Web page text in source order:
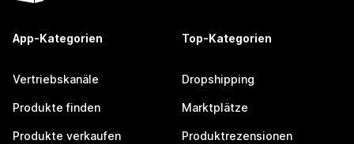
App-Kategorien
Vertriebskanäle
Produkte finden
Produkte verkaufen
Top-Kategorien
Dropshipping
Marktplätze
Produktrezensionen